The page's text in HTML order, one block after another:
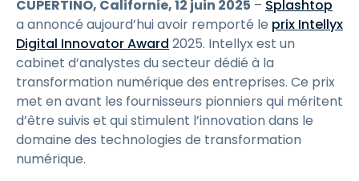
CUPERTINO, Californie, 12 juin 2025 – Splashtop
a annoncé aujourd’hui avoir remporté le prix Intellyx
Digital Innovator Award 2025. Intellyx est un
cabinet d’analystes du secteur dédié à la
transformation numérique des entreprises. Ce prix
met en avant les fournisseurs pionniers qui méritent
d’être suivis et qui stimulent l’innovation dans le
domaine des technologies de transformation
numérique.